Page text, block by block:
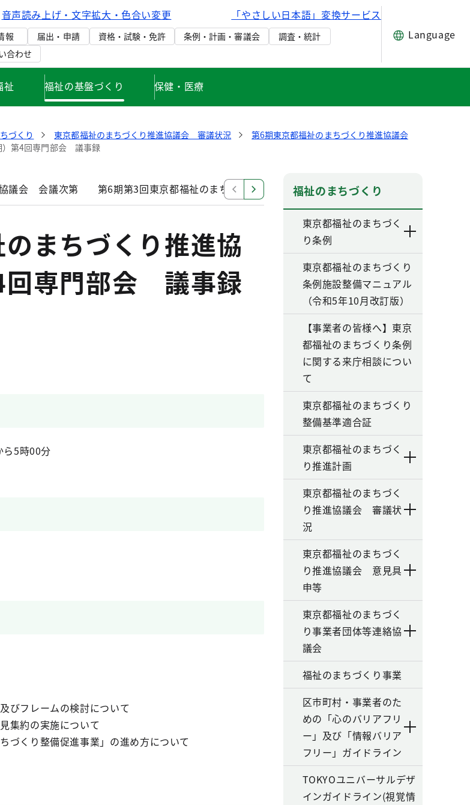
音声読み上げ・文字拡大・色合い変更 「やさしい日本語」変換サービス
報 届出・申請 資格・試験・免許 条例・計画・審議会
調査・統計
合わせ
Language
祉 福祉の基盤づくり 保健・医療
づくり 東京都福祉のまちづくり推進協議会 審議状況
第6期東京都福祉のまちづくり推進協議会
）第4回専門部会 議事録
議会 会議次第 第6期第3回東京都福祉のまちづくり推進協議会 資料一覧 第6期第3回東京都
まちづくり推進協
回専門部会 議事録
ら5時00分
フレームの検討について
約の実施について
くり整備促進事業」の進め方について
福祉のまちづくり
東京都福祉のまちづく
り条例
東京都福祉のまちづくり
条例施設整備マニュアル
（令和5年10月改訂版）
【事業者の皆様へ】東京
都福祉のまちづくり条例
に関する来庁相談につい
て
東京都福祉のまちづくり
整備基準適合証
東京都福祉のまちづく
り推進計画
東京都福祉のまちづく
り推進協議会 審議状
況
東京都福祉のまちづく
り推進協議会 意見具
申等
東京都福祉のまちづく
り事業者団体等連絡協
議会
福祉のまちづくり事業
区市町村・事業者のた
めの「心のバリアフリ
ー」及び「情報バリア
フリー」ガイドライン
TOKYOユニバーサルデザ
インガイドライン(視覚情